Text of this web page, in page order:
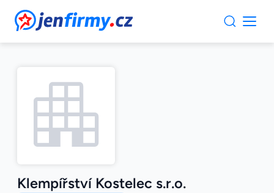
JenFirmy.cz
Klempířství Kostelec s.r.o.